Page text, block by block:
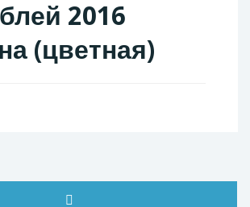
2016
(цветная)